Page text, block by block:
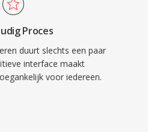
Proces
duurt slechts een paar
interface maakt
voor iedereen.